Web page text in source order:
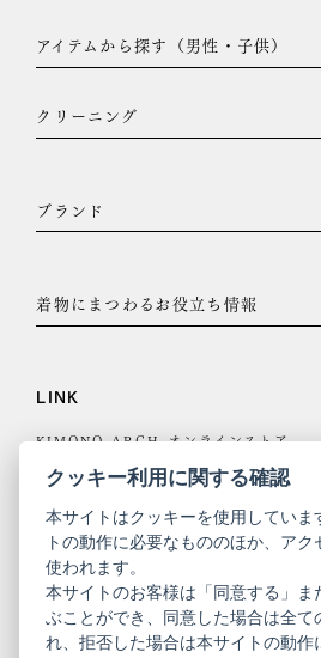
アイテムから探す（男性・子供）
クリーニング
ブランド
着物にまつわるお役立ち情報
LINK
KIMONO ARCH オンラインストア
Y. & SONS オンラインストア
コーポレート
サイト
クッキー利用に関する確認
本サイトはクッキーを使用していま
トの動作に必要なもののほか、ア
使われます。
本サイトのお客様は「同意する」ま
ぶことができ、同意した場合は全て
れ、拒否した場合は本サイトの動